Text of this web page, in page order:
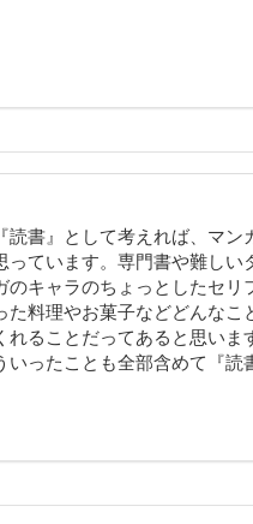
読書』として考えれば、マン
ています。専門書や難しい
キャラのちょっとしたセリ
料理やお菓子などどんなこ
ることだってあると思いま
ったことも全部含めて『読